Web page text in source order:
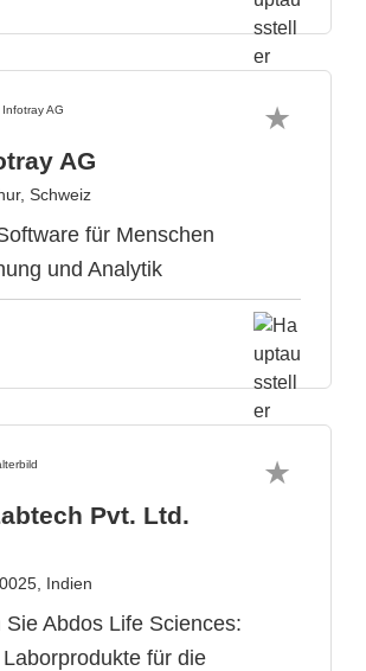
AG
Schweiz
für Menschen
und Analytik
Pvt. Ltd.
Indien
Sie Abdos Life Sciences:
für die